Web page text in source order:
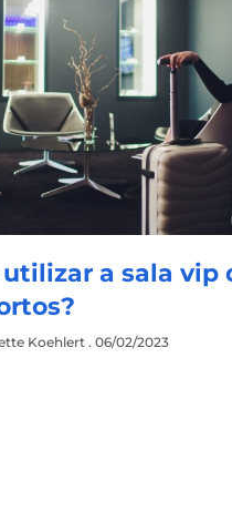
a sala vip
Koehlert 06/02/2023